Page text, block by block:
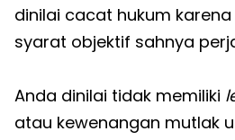
dinilai cacat hukum
syarat objektif sahnya
Anda dinilai tidak memiliki
atau kewenangan mutlak